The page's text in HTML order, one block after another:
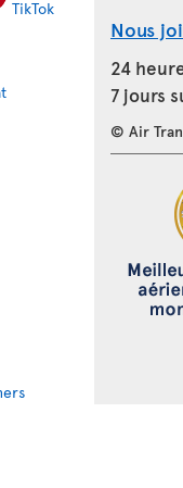
Nous
24
7 jours
© Air